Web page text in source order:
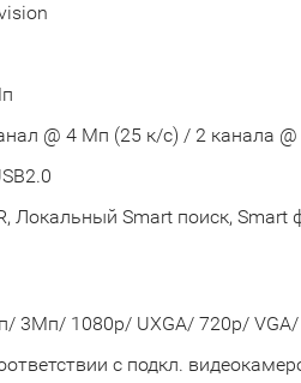
@ 4 Мп (25 к/с) / 2 канала
Локальный Smart поиск, Smart
3Мп/ 1080p/ UXGA/ 720p/ VGA/
с подкл.